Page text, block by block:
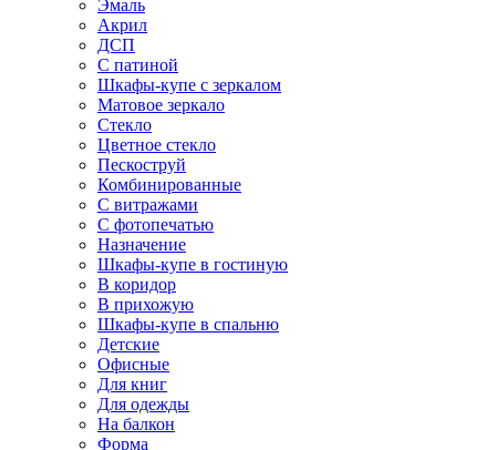
Эмаль
Акрил
ДСП
С патиной
Шкафы-купе с зеркалом
Матовое зеркало
Стекло
Цветное стекло
Пескоструй
Комбинированные
С витражами
С фотопечатью
Назначение
Шкафы-купе в гостиную
В коридор
В прихожую
Шкафы-купе в спальню
Детские
Офисные
Для книг
Для одежды
На балкон
Форма